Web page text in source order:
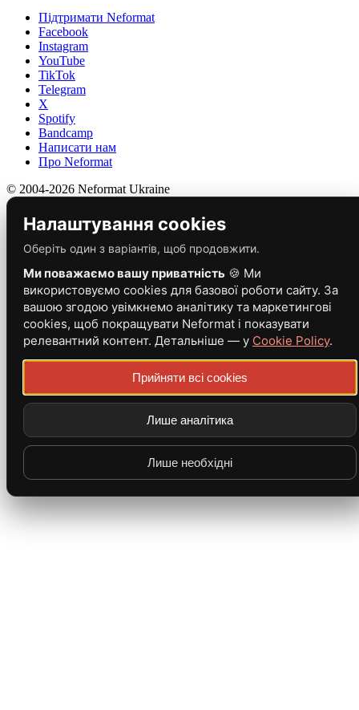
Підтримати Neformat
Facebook
Instagram
YouTube
TikTok
Telegram
X
Spotify
Bandcamp
Написати нам
Про Neformat
© 2004-2026 Neformat Ukraine
Налаштування cookies
Оберіть один з варіантів, щоб продовжити.
Ми поважаємо вашу приватність 🍪 Ми
використовуємо cookies для базової роботи сайту. За
вашою згодою увімкнемо аналітику та маркетингові
cookies, щоб покращувати Neformat і показувати
релевантний контент. Детальніше — у Cookie Policy.
Прийняти всі cookies
Лише аналітика
Лише необхідні